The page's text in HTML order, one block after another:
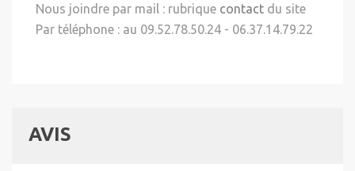
Nous joindre par mail : rubrique contact du site
Par téléphone : au 09.52.78.50.24 - 06.37.14.79.22
AVIS